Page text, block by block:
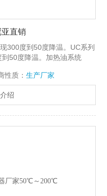
直销
300度到50度降温。UC系列
50度降温。加热油系统
性质： 生产厂家
绍